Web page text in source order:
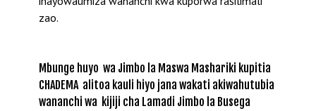
zao.
Mbunge huyo wa Jimbo la Maswa Mashariki kupitia
CHADEMA alitoa kauli hiyo jana wakati akiwahutubia
wananchi wa kijiji cha Lamadi Jimbo la Busega